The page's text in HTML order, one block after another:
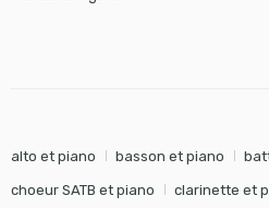
alto et piano basson et piano
choeur SATB et piano clarinette et